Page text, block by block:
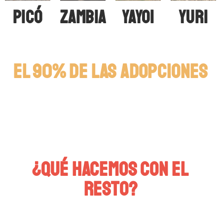
PICÓ ZAMBIA yayoi yuri
El 90% de las adopciones
¿Qué hacemos con el
resto?